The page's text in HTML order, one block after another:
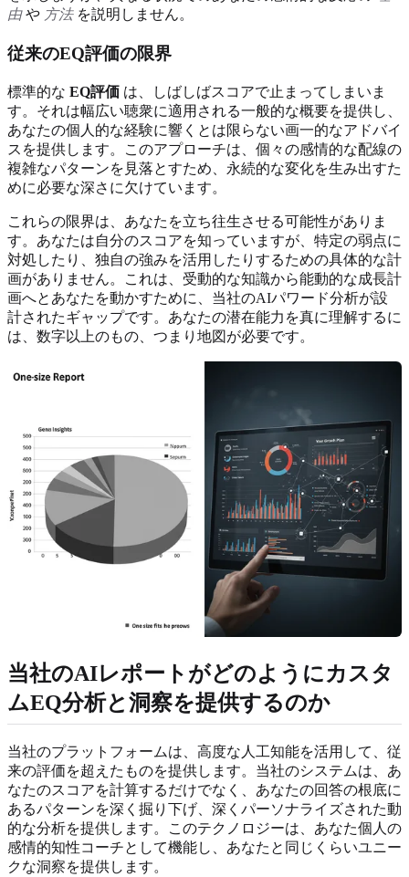
由や 方法を説明しません。
従来のEQ評価の限界
標準的な EQ評価 は、しばしばスコアで止まってしまいま
す。それは幅広い聴衆に適用される一般的な概要を提供し、
あなたの個人的な経験に響くとは限らない画一的なアドバイ
スを提供します。このアプローチは、個々の感情的な配線の
複雑なパターンを見落とすため、永続的な変化を生み出すた
めに必要な深さに欠けています。
これらの限界は、あなたを立ち往生させる可能性がありま
す。あなたは自分のスコアを知っていますが、特定の弱点に
対処したり、独自の強みを活用したりするための具体的な計
画がありません。これは、受動的な知識から能動的な成長計
画へとあなたを動かすために、当社のAIパワード分析が設
計されたギャップです。あなたの潜在能力を真に理解するに
は、数字以上のもの、つまり地図が必要です。
当社のAIレポートがどのようにカスタ
ムEQ分析と洞察を提供するのか
当社のプラットフォームは、高度な人工知能を活用して、従
来の評価を超えたものを提供します。当社のシステムは、あ
なたのスコアを計算するだけでなく、あなたの回答の根底に
あるパターンを深く掘り下げ、深くパーソナライズされた動
的な分析を提供します。このテクノロジーは、あなた個人の
感情的知性コーチとして機能し、あなたと同じくらいユニー
クな洞察を提供します。